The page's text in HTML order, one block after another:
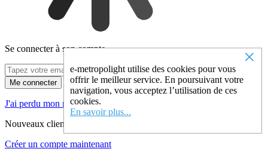
×
e-metropolight utilise des cookies pour vous
offrir le meilleur service. En poursuivant votre
navigation, vous acceptez l’utilisation de ces
cookies.
En savoir plus...
Se connecter à son compte
Me connecter
J'ai perdu mon mot de passe !
Nouveaux clients ?
Créer un compte maintenant